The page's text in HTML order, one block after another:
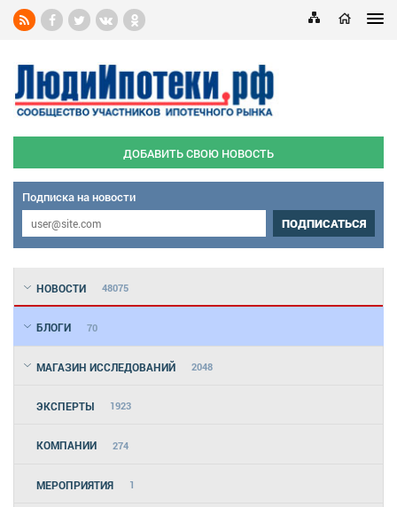
ДОБАВИТЬ СВОЮ НОВОСТЬ
Подписка на новости
ПОДПИСАТЬСЯ
НОВОСТИ 48075
БЛОГИ 70
МАГАЗИН ИССЛЕДОВАНИЙ 2048
ЭКСПЕРТЫ 1923
КОМПАНИИ 274
МЕРОПРИЯТИЯ 1